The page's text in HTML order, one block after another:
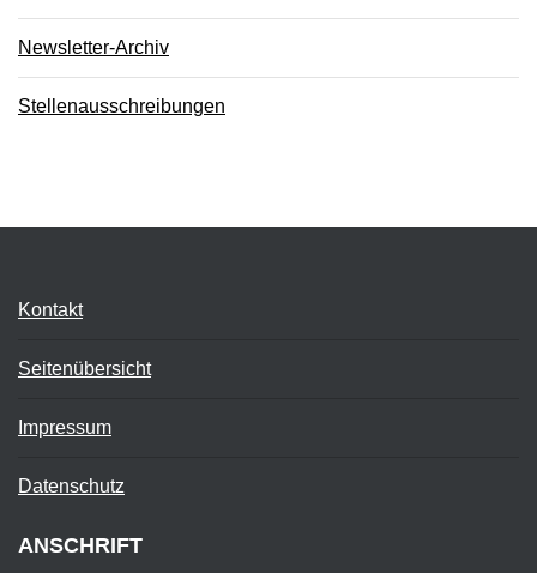
Newsletter-Archiv
Stellenausschreibungen
Kontakt
Seitenübersicht
Impressum
Datenschutz
ANSCHRIFT